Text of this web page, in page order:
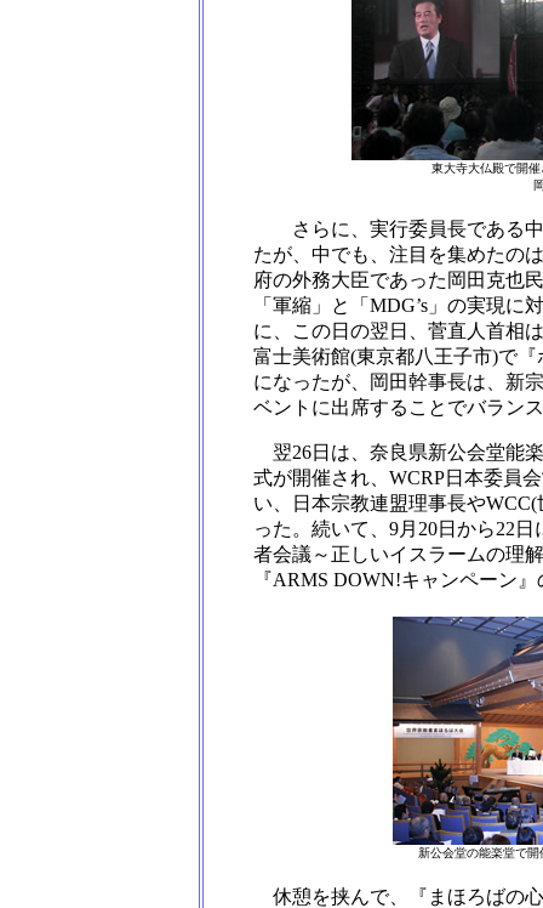
東大寺大仏殿で開
さらに、実行委員長である中
たが、中でも、注目を集めたの
府の外務大臣であった岡田克也
「軍縮」と「MDG’s」の実現
に、この日の翌日、菅直人首相
富士美術館(東京都八王子市)で
になったが、岡田幹事長は、新
ベントに出席することでバラン
翌26日は、奈良県新公会堂能
式が開催され、WCRP日本委員
い、日本宗教連盟理事長や
った。続いて、9月20日から22
者会議～正しいイスラームの理
『ARMS DOWN!キャンペーン
新公会堂の能楽堂で
休憩を挟んで、『まほろばの